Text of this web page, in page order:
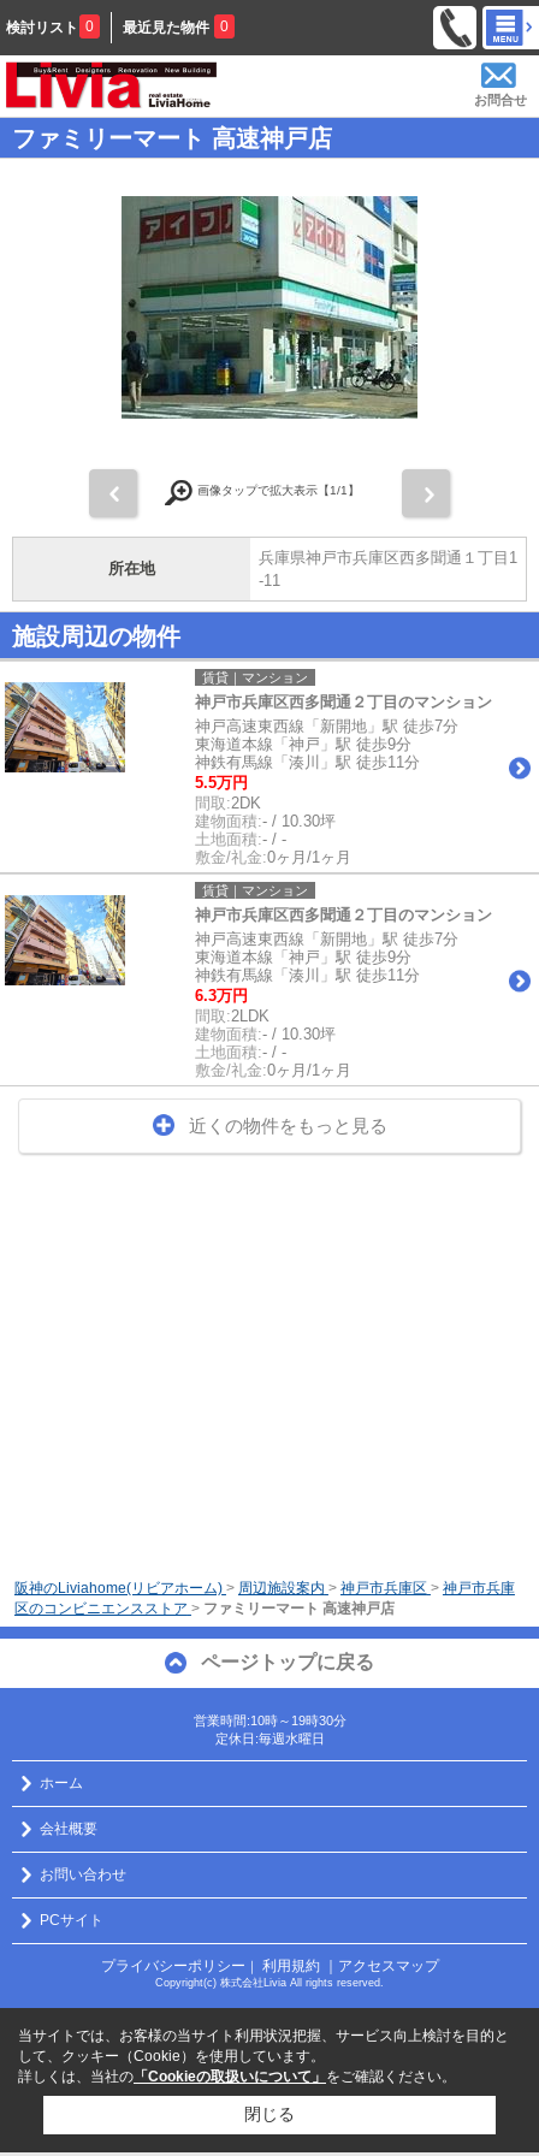
検討リスト 0 最近見た物件 0
お問合せ
ファミリーマート 高速神戸店
画像タップで拡大表示【1/1】
所在地
兵庫県神戸市兵庫区西多聞通１丁目1
-11
施設周辺の物件
賃貸｜マンション
神戸市兵庫区西多聞通２丁目のマンション
神戸高速東西線「新開地」駅 徒歩7分
東海道本線「神戸」駅 徒歩9分
神鉄有馬線「湊川」駅 徒歩11分
5.5万円
間取:2DK
建物面積:- / 10.30坪
土地面積:- / -
敷金/礼金:0ヶ月/1ヶ月
賃貸｜マンション
神戸市兵庫区西多聞通２丁目のマンション
神戸高速東西線「新開地」駅 徒歩7分
東海道本線「神戸」駅 徒歩9分
神鉄有馬線「湊川」駅 徒歩11分
6.3万円
間取:2LDK
建物面積:- / 10.30坪
土地面積:- / -
敷金/礼金:0ヶ月/1ヶ月
近くの物件をもっと見る
阪神のLiviahome(リビアホーム) > 周辺施設案内 > 神戸市兵庫区 > 神戸市兵庫
区のコンビニエンスストア > ファミリーマート 高速神戸店
ページトップに戻る
営業時間:10時～19時30分
定休日:毎週水曜日
ホーム
会社概要
お問い合わせ
PCサイト
プライバシーポリシー ｜ 利用規約 ｜アクセスマップ
Copyright(c) 株式会社Livia All rights reserved.
当サイトでは、お客様の当サイト利用状況把握、サービス向上検討を目的と
して、クッキー（Cookie）を使用しています。
詳しくは、当社の 「Cookieの取扱いについて」 をご確認ください。
閉じる